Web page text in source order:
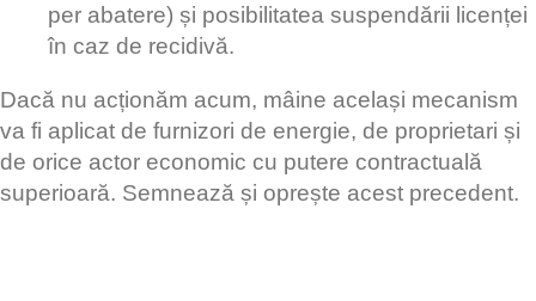
per abatere) și posibilitatea suspendării licenței
în caz de recidivă.
Dacă nu acționăm acum, mâine același mecanism
va fi aplicat de furnizori de energie, de proprietari și
de orice actor economic cu putere contractuală
superioară. Semnează și oprește acest precedent.